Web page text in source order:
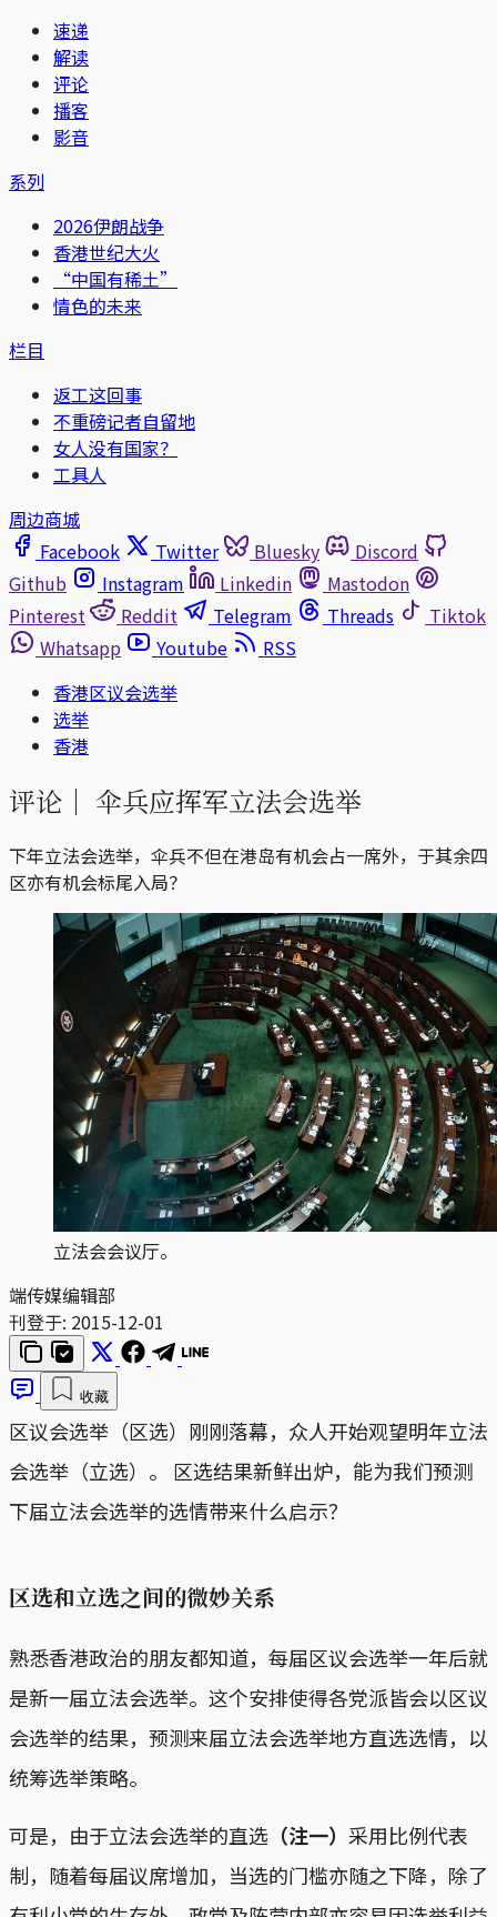
速递
解读
评论
播客
影音
系列
2026伊朗战争
香港世纪大火
“中国有稀土”
情色的未来
栏目
返工这回事
不重磅记者自留地
女人没有国家？
工具人
周边商城
Facebook
Twitter Bluesky
Discord
Github
Instagram Linkedin
Mastodon
Pinterest
Reddit Telegram Threads
Tiktok
Whatsapp
Youtube
RSS
香港区议会选举
选举
香港
评论｜ 伞兵应挥军立法会选举
下年立法会选举，伞兵不但在港岛有机会占一席外，于其余四
区亦有机会标尾入局？
立法会会议厅。
端传媒编辑部
刊登于: 2015-12-01
收藏
区议会选举（区选）刚刚落幕，众人开始观望明年立法
会选举（立选）。 区选结果新鲜出炉，能为我们预测
下届立法会选举的选情带来什么启示？
区选和立选之间的微妙关系
熟悉香港政治的朋友都知道，每届区议会选举一年后就
是新一届立法会选举。这个安排使得各党派皆会以区议
会选举的结果，预测来届立法会选举地方直选选情，以
统筹选举策略。
可是，由于立法会选举的直选 （注一） 采用比例代表
制，随着每届议席增加，当选的门槛亦随之下降，除了